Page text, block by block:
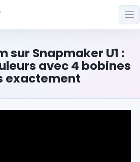
sur Snapmaker U1 :
avec 4 bobines
exactement